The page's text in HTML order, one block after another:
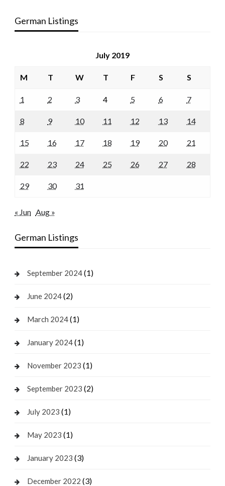
German Listings
July 2019
M T W T F S S
1 2 3 4 5 6 7
8 9 10 11 12 13 14
15 16 17 18 19 20 21
22 23 24 25 26 27 28
29 30 31
« Jun Aug »
German Listings
September 2024(1)
June 2024(2)
March 2024(1)
January 2024(1)
November 2023 (1)
September 2023 (2)
July 2023 (1)
May 2023 (1)
January 2023 (3)
December 2022 (3)